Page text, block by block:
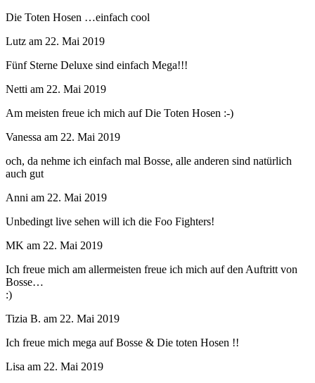
Die Toten Hosen …einfach cool
Lutz am 22. Mai 2019
Fünf Sterne Deluxe sind einfach Mega!!!
Netti am 22. Mai 2019
Am meisten freue ich mich auf Die Toten Hosen :-)
Vanessa am 22. Mai 2019
och, da nehme ich einfach mal Bosse, alle anderen sind natürlich
auch gut
Anni am 22. Mai 2019
Unbedingt live sehen will ich die Foo Fighters!
MK am 22. Mai 2019
Ich freue mich am allermeisten freue ich mich auf den Auftritt von
Bosse…
:)
Tizia B. am 22. Mai 2019
Ich freue mich mega auf Bosse & Die toten Hosen !!
Lisa am 22. Mai 2019